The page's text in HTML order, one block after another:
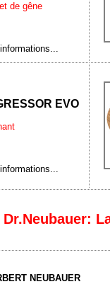
de gêne
EVO
NEUBAUER